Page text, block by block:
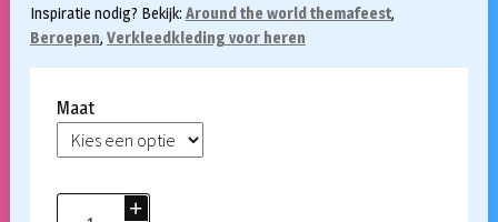
Inspiratie nodig? Bekijk: Around the world themafeest,
Beroepen, Verkleedkleding voor heren
Maat